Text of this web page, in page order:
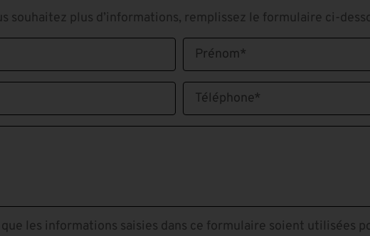
souhaitez plus d’informations, remplissez le formulaire ci-
les informations saisies dans ce formulaire soient utilisées